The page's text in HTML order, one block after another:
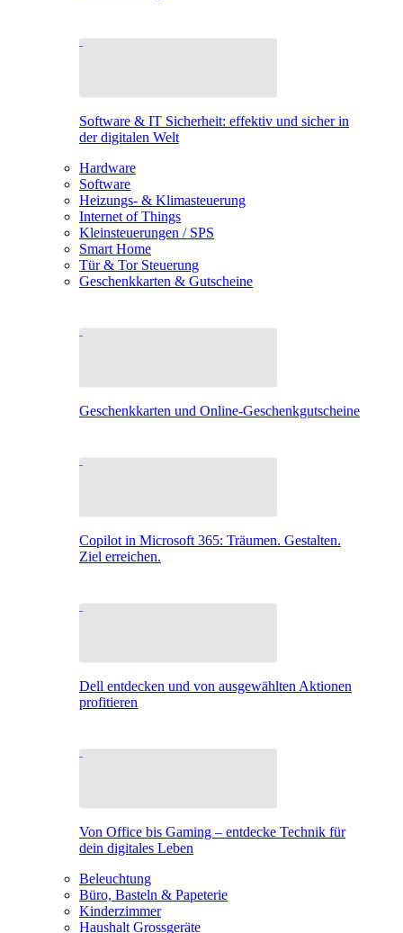
Software & IT Sicherheit: effektiv und sicher in
der digitalen Welt
Hardware
Software
Heizungs- & Klimasteuerung
Internet of Things
Kleinsteuerungen / SPS
Smart Home
Tür & Tor Steuerung
Geschenkkarten & Gutscheine
Geschenkkarten und Online-Geschenkgutscheine
Copilot in Microsoft 365: Träumen. Gestalten.
Ziel erreichen.
Dell entdecken und von ausgewählten Aktionen
profitieren
Von Office bis Gaming – entdecke Technik für
dein digitales Leben
Beleuchtung
Büro, Basteln & Papeterie
Kinderzimmer
Haushalt Grossgeräte